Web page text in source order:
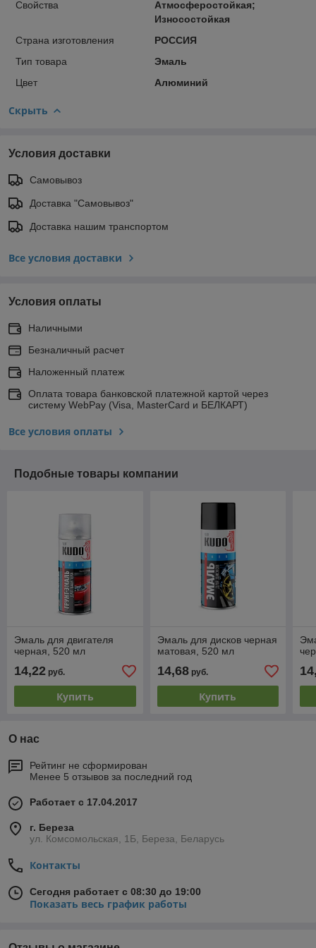
Свойства
Атмосферостойкая;
Износостойкая
Страна изготовления
РОССИЯ
Тип товара
Эмаль
Цвет
Алюминий
Скрыть
Условия доставки
Самовывоз
Доставка "Самовывоз"
Доставка нашим транспортом
Все условия доставки
Условия оплаты
Наличными
Безналичный расчет
Наложенный платеж
Оплата товара банковской платежной картой через
систему WebPay (Visa, MasterCard и БЕЛКАРТ)
Все условия оплаты
Подобные товары компании
Эмаль для двигателя
черная, 520 мл
14,22 руб.
Купить
Эмаль для дисков черная
матовая, 520 мл
14,68руб.
Купить
О нас
Рейтинг не сформирован
Менее 5 отзывов за последний год
Работает с 17.04.2017
г. Береза
ул. Комсомольская, 1Б, Береза, Беларусь
Контакты
Сегодня работает с 08:30 до 19:00
Показать весь график работы